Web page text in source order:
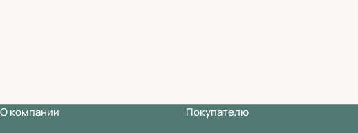
О компании Покупателю